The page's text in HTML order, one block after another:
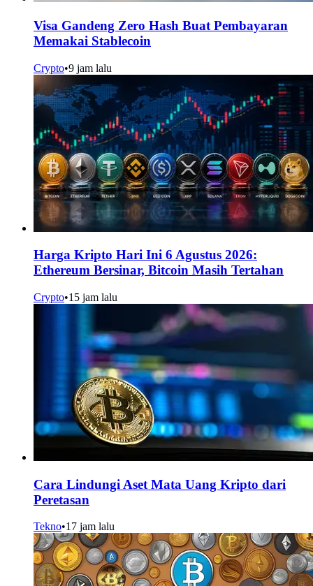
Visa Gandeng Zero Hash Buat Pembayaran
Memakai Stablecoin
Crypto•9 jam lalu
Harga Kripto Hari Ini 6 Agustus 2026:
Ethereum Bersinar, Bitcoin Masih Tertahan
Crypto•15 jam lalu
Cara Lindungi Aset Mata Uang Kripto dari
Peretasan
Tekno•17 jam lalu